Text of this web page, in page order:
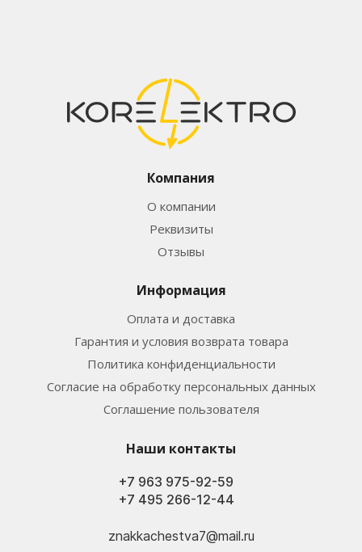
Компания
О компании
Реквизиты
Отзывы
Информация
Оплата и доставка
Гарантия и условия возврата товара
Политика конфиденциальности
Согласие на обработку персональных данных
Соглашение пользователя
Наши контакты
+7 495 266-12-44
+7 963 975-92-59
znakkachestva7@mail.ru